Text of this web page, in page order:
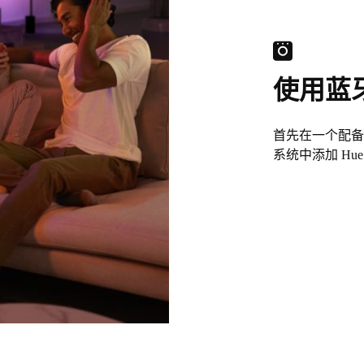
使用蓝
首先在一个配
系统中添加